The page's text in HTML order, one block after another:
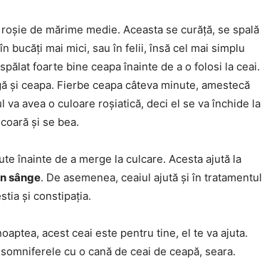
de mărime medie. Aceasta se curăță, se spală
bucăți mai mici, sau în felii, însă cel mai simplu
foarte bine ceapa înainte de a o folosi la ceai.
și ceapa. Fierbe ceapa câteva minute, amestecă
avea o culoare roșiatică, deci el se va închide la
și se bea.
înainte de a merge la culcare. Acesta ajută la
sânge. De asemenea, ceaiul ajută și în tratamentul
și constipația.
acest ceai este pentru tine, el te va ajuta.
cu o cană de ceai de ceapă, seara.